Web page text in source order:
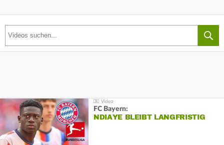
FC Bayern:
NDIAYE BLEIBT LANGFRISTIG